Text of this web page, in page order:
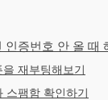
인증번호 안 올 때
재부팅해보기
스팸함 확인하기